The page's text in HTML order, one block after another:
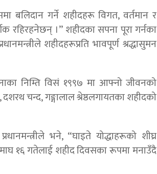
बलिदान गर्ने शहीदहरू विगत, वर्तमान र
रहिरहनेछन् ।” शहीदका सपना पूरा गर्नका
शहीदहरूप्रति भावपूर्ण श्रद्धासुमन
निम्ति विसं १९९७ मा आफ्नो जीवनको
चन्द, गङ्गालाल श्रेष्ठलगायतका शहीदको
भने, “घाइते योद्धाहरूको शीघ्र
माघ १६ गतेलाई शहीद दिवसका रूपमा मनाउँदै